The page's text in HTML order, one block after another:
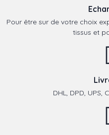
Pour être sur de votre choix
tissus et
DHL, DPD, UPS,